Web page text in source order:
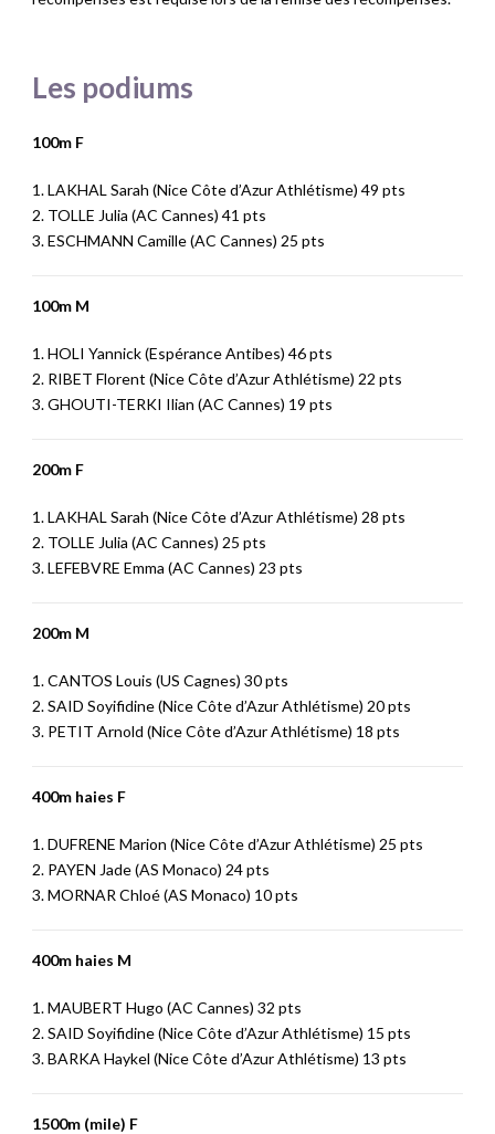
Les podiums
100m F
1. LAKHAL Sarah (Nice Côte d’Azur Athlétisme) 49 pts
2. TOLLE Julia (AC Cannes) 41 pts
3. ESCHMANN Camille (AC Cannes) 25 pts
100m M
1. HOLI Yannick (Espérance Antibes) 46 pts
2. RIBET Florent (Nice Côte d’Azur Athlétisme) 22 pts
3. GHOUTI-TERKI Ilian (AC Cannes) 19 pts
200m F
1. LAKHAL Sarah (Nice Côte d’Azur Athlétisme) 28 pts
2. TOLLE Julia (AC Cannes) 25 pts
3. LEFEBVRE Emma (AC Cannes) 23 pts
200m M
1. CANTOS Louis (US Cagnes) 30 pts
2. SAID Soyifidine (Nice Côte d’Azur Athlétisme) 20 pts
3. PETIT Arnold (Nice Côte d’Azur Athlétisme) 18 pts
400m haies F
1. DUFRENE Marion (Nice Côte d’Azur Athlétisme) 25 pts
2. PAYEN Jade (AS Monaco) 24 pts
3. MORNAR Chloé (AS Monaco) 10 pts
400m haies M
1. MAUBERT Hugo (AC Cannes) 32 pts
2. SAID Soyifidine (Nice Côte d’Azur Athlétisme) 15 pts
3. BARKA Haykel (Nice Côte d’Azur Athlétisme) 13 pts
1500m (mile) F